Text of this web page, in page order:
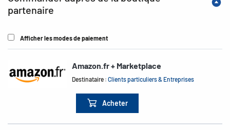
partenaire
Afficher les modes de paiement
Amazon.fr + Marketplace
Destinataire :Clients particuliers & Entreprises
Acheter